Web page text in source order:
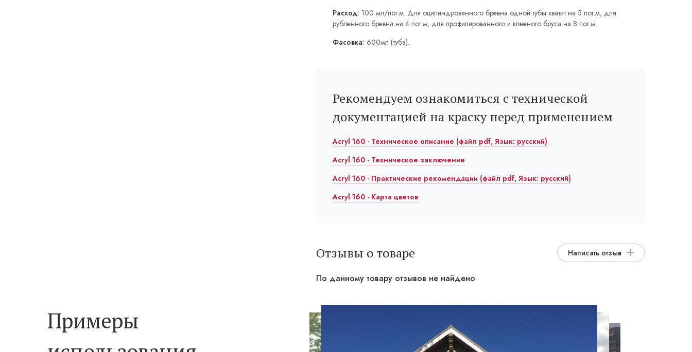
Расход: 100 мл/пог.м. Для оцилиндрованного бревна одной тубы хватит на 5 пог.м, для
рубленного бревна на 4 пог.м, для профилированного и клееного бруса на 8 пог.м.
Фасовка: 600мл (туба).
Рекомендуем ознакомиться с технической
документацией на краску перед применением
Acryl 160 - Техническое описание (файл pdf, Язык: русский)
Acryl 160 - Техническое заключение
Acryl 160 - Практические рекомендации (файл pdf, Язык: русский)
Acryl 160 - Карта цветов
Отзывы о товаре Написать отзыв
По данному товару отзывов не найдено
Примеры